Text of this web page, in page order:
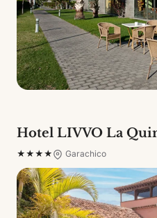
Hotel LIVVO La
★★★★ Garachico